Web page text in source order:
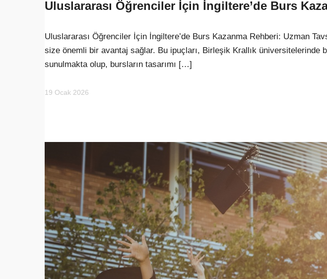
Uluslararası Öğrenciler İçin İngiltere’de Burs
Uluslararası Öğrenciler İçin İngiltere’de Burs Kazanma Rehberi: Uzman
size önemli bir avantaj sağlar. Bu ipuçları, Birleşik Krallık üniversitelerinde
sunulmakta olup, bursların tasarımı […]
19 Ocak 2026